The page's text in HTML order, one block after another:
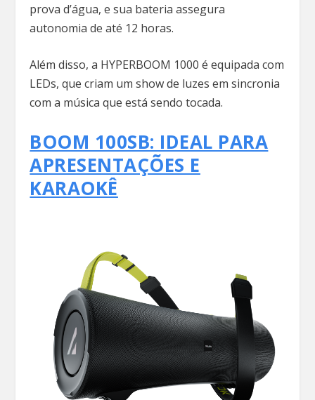
prova d’água, e sua bateria assegura
autonomia de até 12 horas.
Além disso, a HYPERBOOM 1000 é equipada com
LEDs, que criam um show de luzes em sincronia
com a música que está sendo tocada.
BOOM 100SB: IDEAL PARA
APRESENTAÇÕES E
KARAOKÊ